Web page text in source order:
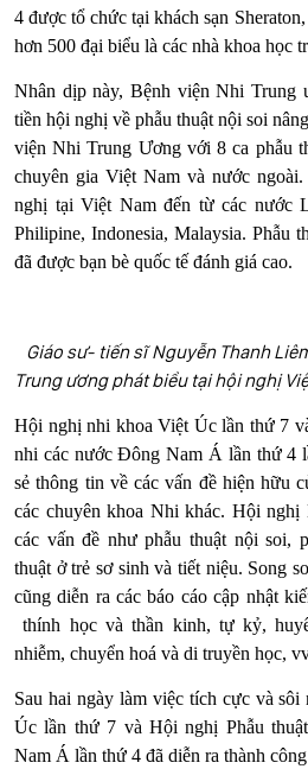
4 được tổ chức tại khách sạn
hơn 500 đại biểu là các nhà khoa học
Nhân dịp này, Bệnh viện Nhi Trung
tiền hội nghị về phẫu thuật nội soi
viện Nhi Trung Ương với 8 ca phẫu
chuyên gia Việt Nam và nước
nghị tại Việt Nam đến từ các nước
Philipine, Indonesia, Malaysia. Phẫu
đã được bạn bè quốc tế đánh giá cao.
Giáo sư- tiến sĩ Nguyễn Thanh
Trung ương phát biểu tại hội nghị
Hội nghị nhi khoa Việt Úc lần thứ 7
nhi các nước Đông Nam Á lần thứ 4
sẻ thông tin về các vấn đề hiện hữu
các chuyên khoa Nhi khác. Hội
các vấn đề như phẫu thuật nội soi,
thuật ở trẻ sơ sinh và tiết niệu. Song
cũng diễn ra các báo cáo cập nhật
thính học và thần kinh, tự kỷ,
nhiễm, chuyển hoá và di truyền học,
Sau hai ngày làm việc tích cực và
Úc lần thứ 7 và Hội nghị Phẫu
Nam Á lần thứ 4 đã diễn ra thành